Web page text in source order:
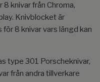
knivar från Chroma,
Knivblocket är
8 knivar vars längd kan
type 301 Porscheknivar,
från andra tillverkare